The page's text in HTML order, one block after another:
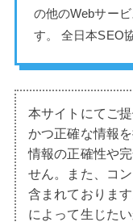
の他のWebサー
す。 全日本SEO
本サイトにてご
かつ正確な情報
情報の正確性や
せん。また、コ
含まれておりま
によって生じた